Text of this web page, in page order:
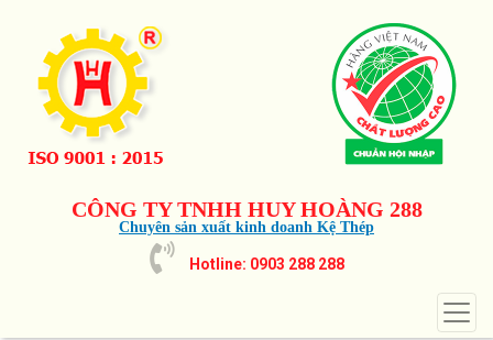
CÔNG TY TNHH HUY HOÀNG 288
Chuyên sản xuất kinh doanh Kệ Thép
Hotline: 0903 288 288